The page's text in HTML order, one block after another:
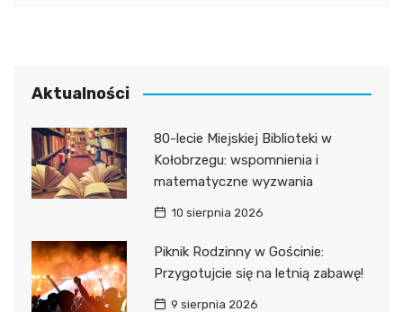
Aktualności
80-lecie Miejskiej Biblioteki w
Kołobrzegu: wspomnienia i
matematyczne wyzwania
10 sierpnia 2026
Piknik Rodzinny w Gościnie:
Przygotujcie się na letnią zabawę!
9 sierpnia 2026